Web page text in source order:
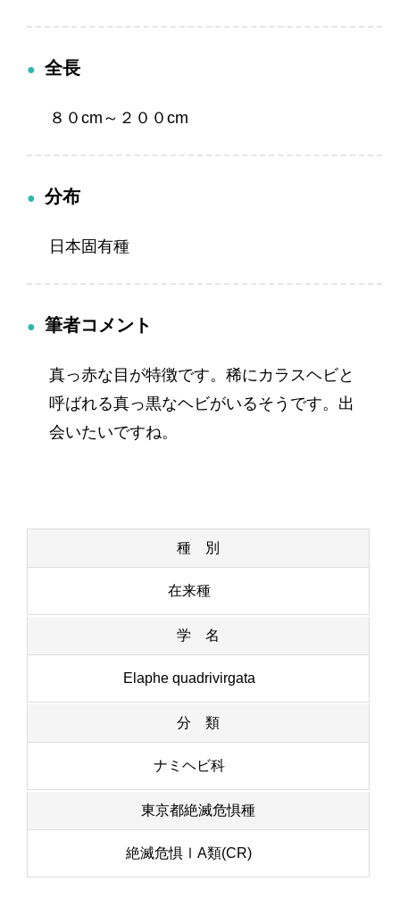
全長
８０cm～２００cm
分布
日本固有種
筆者コメント
真っ赤な目が特徴です。稀にカラスヘビと
呼ばれる真っ黒なヘビがいるそうです。出
会いたいですね。
種 別
在来種
学 名
Elaphe quadrivirgata
分 類
ナミヘビ科
東京都絶滅危惧種
絶滅危惧ⅠA類(CR)